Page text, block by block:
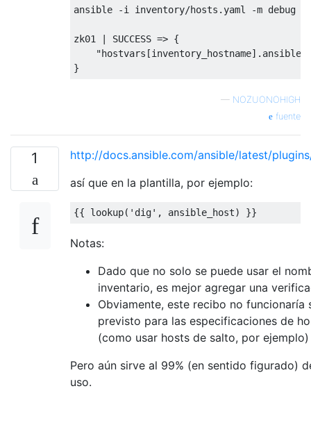
ansible -i inventory/hosts.yaml -m debug -
zk01 | SUCCESS => {
— NOZUONOHIGH
fuente
1
http://docs.ansible.com/ansible/latest/
así que en la plantilla, por ejemplo:
Notas:
Dado que no solo se puede usar el
inventario, es mejor agregar una
Obviamente, este recibo no funcionaría
previsto para las especificaciones de
(como usar hosts de salto, por ejemplo)
Pero aún sirve al 99% (en sentido figurado)
uso.